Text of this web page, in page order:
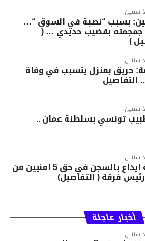
سنتين
بسبب “نصبة في السوق “…
بقضيب حديدي … (
)
سنتين
حريق بمنزل يتسبب في وفاة
سنتين
تونسي بسلطنة عمان ..
سنتين
ابطاقة ايداع بالسجن في حق 5 امنيين من
فرقة ( التفاصيل)
أخبار عاجلة
سنتين